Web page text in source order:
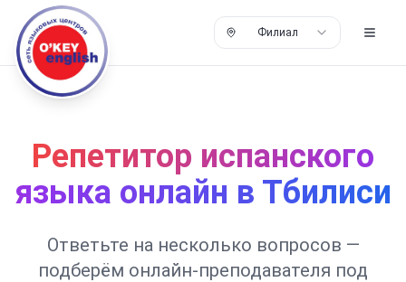
Филиал
Репетитор испанского
языка онлайн в Тбилиси
Ответьте на несколько вопросов —
подберём онлайн-преподавателя под